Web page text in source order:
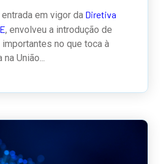
em vigor da Diretiva
, envolveu a introdução de
no que toca à
União...